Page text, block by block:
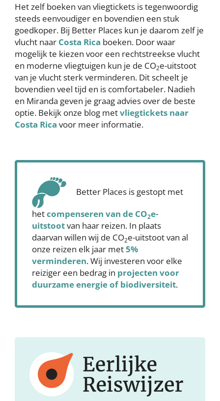
Het zelf boeken van vliegtickets is tegenwoordig
steeds eenvoudiger en bovendien een stuk
goedkoper. Bij Better Places kun je daarom zelf je
vlucht naar Costa Rica boeken. Door waar
mogelijk te kiezen voor een rechtstreekse vlucht
en moderne vliegtuigen kun je de CO2e-uitstoot
van je vlucht sterk verminderen. Dit scheelt je
bovendien veel tijd en is comfortabeler. Nadieh
en Miranda geven je graag advies over de beste
optie. Bekijk onze blog metvliegtickets naar
Costa Rica voor meer informatie.
Better Places is gestopt met
hetcompenseren van de CO2e-
uitstootvan haar reizen. In plaats
daarvan willen wij de CO2e-uitstoot van al
onze reizen elk jaar met5%
verminderen. Wij investeren voor elke
reiziger een bedrag in projecten voor
duurzame energie of biodiversiteit.